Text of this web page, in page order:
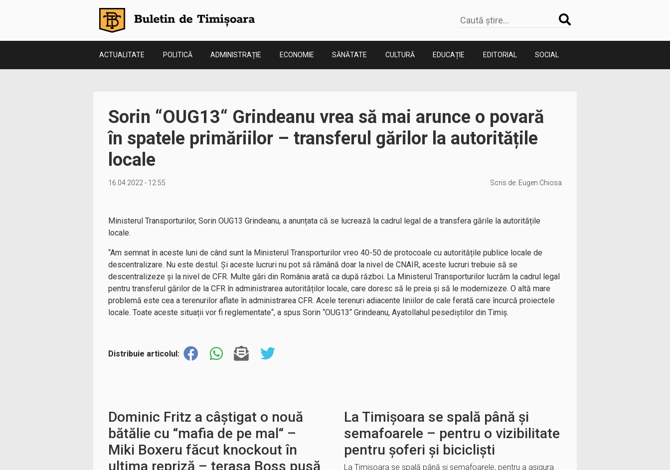
ACTUALITATE POLITICĂ ADMINISTRAȚIE ECONOMIE SĂNĂTATE CULTURĂ EDUCAȚIE EDITORIAL SOCIAL
Sorin “OUG13“ Grindeanu vrea să mai arunce o povară
în spatele primăriilor – transferul gărilor la autoritățile
locale
16.04.2022 - 12:55 Scris de: Eugen Chiosa
Ministerul Transporturilor, Sorin OUG13 Grindeanu, a anunțata că se lucrează la cadrul legal de a transfera gările la autoritățile
locale.
“Am semnat în aceste luni de când sunt la Ministerul Transporturilor vreo 40-50 de protocoale cu autoritățile publice locale de
descentralizare. Nu este destul. Și aceste lucruri nu pot să rămână doar la nivel de CNAIR, aceste lucruri trebuie să se
descentralizeze și la nivel de CFR. Multe gări din România arată ca după război. La Ministerul Transporturilor lucrăm la cadrul legal
pentru transferul gărilor de la CFR în administrarea autorităților locale, care doresc să le preia și să le modernizeze. O altă mare
problemă este cea a terenurilor aflate în administrarea CFR. Acele terenuri adiacente liniilor de cale ferată care încurcă proiectele
locale. Toate aceste situații vor fi reglementate“, a spus Sorin “OUG13“ Grindeanu, Ayatollahul pesediștilor din Timiș.
Distribuie articolul:
Dominic Fritz a câștigat o nouă
bătălie cu “mafia de pe mal“ –
Miki Boxeru făcut knockout în
ultima repriză – terasa Boss pusă
La Timișoara se spală până și
semafoarele – pentru o vizibilitate
pentru șoferi și bicicliști
La Timișoara se spală până și semafoarele, pentru a asigura